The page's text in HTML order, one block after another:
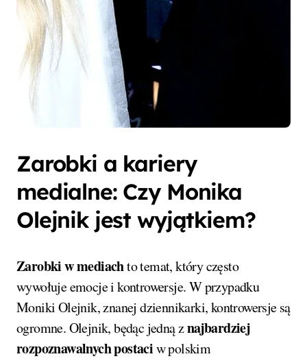
Zarobki a kariery
medialne: Czy Monika
Olejnik jest wyjątkiem?
Zarobki w mediachto temat, który często
wywołuje emocje i kontrowersje. W przypadku
Moniki Olejnik, znanej dziennikarki, kontrowersje są
ogromne. Olejnik, będąc jedną znajbardziej
rozpoznawalnych postaciw polskim